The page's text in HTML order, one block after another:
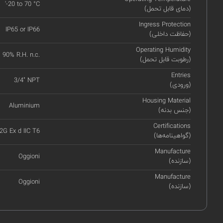
(دمای قابل تحمل)
'-20 to 70 °C
Ingress Protection
(حفاظت داخلی)
IP65 or IP66
Operating Humidity
(رطوبت قابل تحمل)
90% R.H. n.c.
Entries
(ورودی)
3/4" NPT
Housing Material
(جنس بدنه)
Aluminium
Certifications
(گواهینامه‌ها)
Ex d IIC T6
Manufacture
(سازنده)
Oggioni
Manufacture
(سازنده)
Oggioni